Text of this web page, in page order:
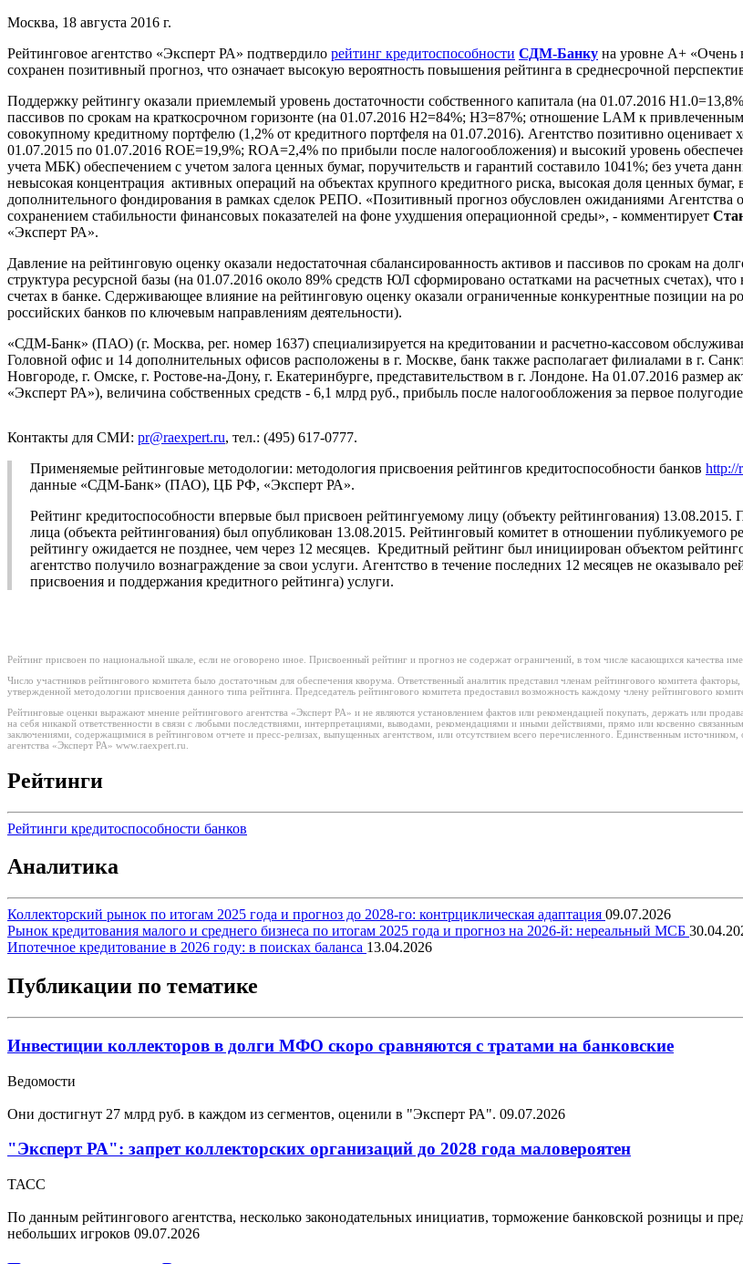
Москва, 18 августа 2016 г.
Рейтинговое агентство «Эксперт РА» подтвердило рейтинг кредитоспособности СДМ-Банку на уровне А+ «Очень
сохранен позитивный прогноз, что означает высокую вероятность повышения рейтинга в среднесрочной
Поддержку рейтингу оказали приемлемый уровень достаточности собственного капитала (на 01.07.2016
пассивов по срокам на краткосрочном горизонте (на 01.07.2016 Н2=84%; Н3=87%; отношение LAM к
совокупному кредитному портфелю (1,2% от кредитного портфеля на 01.07.2016). Агентство позитивно оценивает
01.07.2015 по 01.07.2016 ROE=19,9%; ROA=2,4% по прибыли после налогообложения) и высокий уровень
учета МБК) обеспечением с учетом залога ценных бумаг, поручительств и гарантий составило 1041%; без учета
невысокая концентрация активных операций на объектах крупного кредитного риска, высокая доля ценных
дополнительного фондирования в рамках сделок РЕПО. «Позитивный прогноз обусловлен ожиданиями Агентства
сохранением стабильности финансовых показателей на фоне ухудшения операционной среды», - комментирует
«Эксперт РА».
Давление на рейтинговую оценку оказали недостаточная сбалансированность активов и пассивов по срокам на
структура ресурсной базы (на 01.07.2016 около 89% средств ЮЛ сформировано остатками на расчетных счетах),
счетах в банке. Сдерживающее влияние на рейтинговую оценку оказали ограниченные конкурентные позиции на
российских банков по ключевым направлениям деятельности).
«СДМ-Банк» (ПАО) (г. Москва, рег. номер 1637) специализируется на кредитовании и расчетно-кассовом
Головной офис и 14 дополнительных офисов расположены в г. Москве, банк также располагает филиалами в г.
Новгороде, г. Омске, г. Ростове-на-Дону, г. Екатеринбурге, представительством в г. Лондоне. На 01.07.2016 размер
«Эксперт РА»), величина собственных средств - 6,1 млрд руб., прибыль после налогообложения за первое
Контакты для СМИ: pr@raexpert.ru, тел.: (495) 617-0777.
Применяемые рейтинговые методологии: методология присвоения рейтингов кредитоспособности банков http://
данные «СДМ-Банк» (ПАО), ЦБ РФ, «Эксперт РА».
Рейтинг кредитоспособности впервые был присвоен рейтингуемому лицу (объекту рейтингования)
лица (объекта рейтингования) был опубликован 13.08.2015. Рейтинговый комитет в отношении публикуемого
рейтингу ожидается не позднее, чем через 12 месяцев. Кредитный рейтинг был инициирован объектом
агентство получило вознаграждение за свои услуги. Агентство в течение последних 12 месяцев не
присвоения и поддержания кредитного рейтинга) услуги.
Рейтинг присвоен по национальной шкале, если не оговорено иное. Присвоенный рейтинг и прогноз не содержат ограничений, в том числе касающихся качества
Число участников рейтингового комитета было достаточным для обеспечения кворума. Ответственный аналитик представил членам рейтингового комитета
утвержденной методологии присвоения данного типа рейтинга. Председатель рейтингового комитета предоставил возможность каждому члену рейтингового
Рейтинговые оценки выражают мнение рейтингового агентства «Эксперт РА» и не являются установлением фактов или рекомендацией покупать, держать или
на себя никакой ответственности в связи с любыми последствиями, интерпретациями, выводами, рекомендациями и иными действиями, прямо или косвенно
заключениями, содержащимися в рейтинговом отчете и пресс-релизах, выпущенных агентством, или отсутствием всего перечисленного. Единственным
агентства «Эксперт РА» www.raexpert.ru.
Рейтинги
Рейтинги кредитоспособности банков
Аналитика
Коллекторский рынок по итогам 2025 года и прогноз до 2028-го: контрциклическая адаптация 09.07.2026
Рынок кредитования малого и среднего бизнеса по итогам 2025 года и прогноз на 2026-й: нереальный МСБ
Ипотечное кредитование в 2026 году: в поисках баланса 13.04.2026
Публикации по тематике
Инвестиции коллекторов в долги МФО скоро сравняются с тратами на банковские
Ведомости
Они достигнут 27 млрд руб. в каждом из сегментов, оценили в "Эксперт РА". 09.07.2026
"Эксперт РА": запрет коллекторских организаций до 2028 года маловероятен
ТАСС
По данным рейтингового агентства, несколько законодательных инициатив, торможение банковской розницы и
небольших игроков 09.07.2026